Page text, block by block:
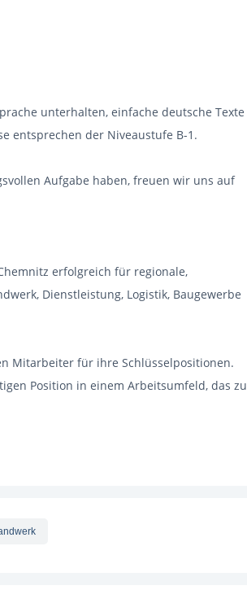
unterhalten, einfache deutsche Texte
entsprechen der Niveaustufe B-1.
Aufgabe haben, freuen wir uns auf
erfolgreich für regionale,
Dienstleistung, Logistik, Baugewerbe
Mitarbeiter für ihre Schlüsselpositionen.
Position in einem Arbeitsumfeld, das zu